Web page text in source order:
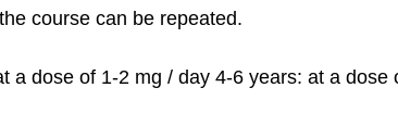
course can be repeated.
a dose of 1-2 mg / day 4-6 years: at a dose